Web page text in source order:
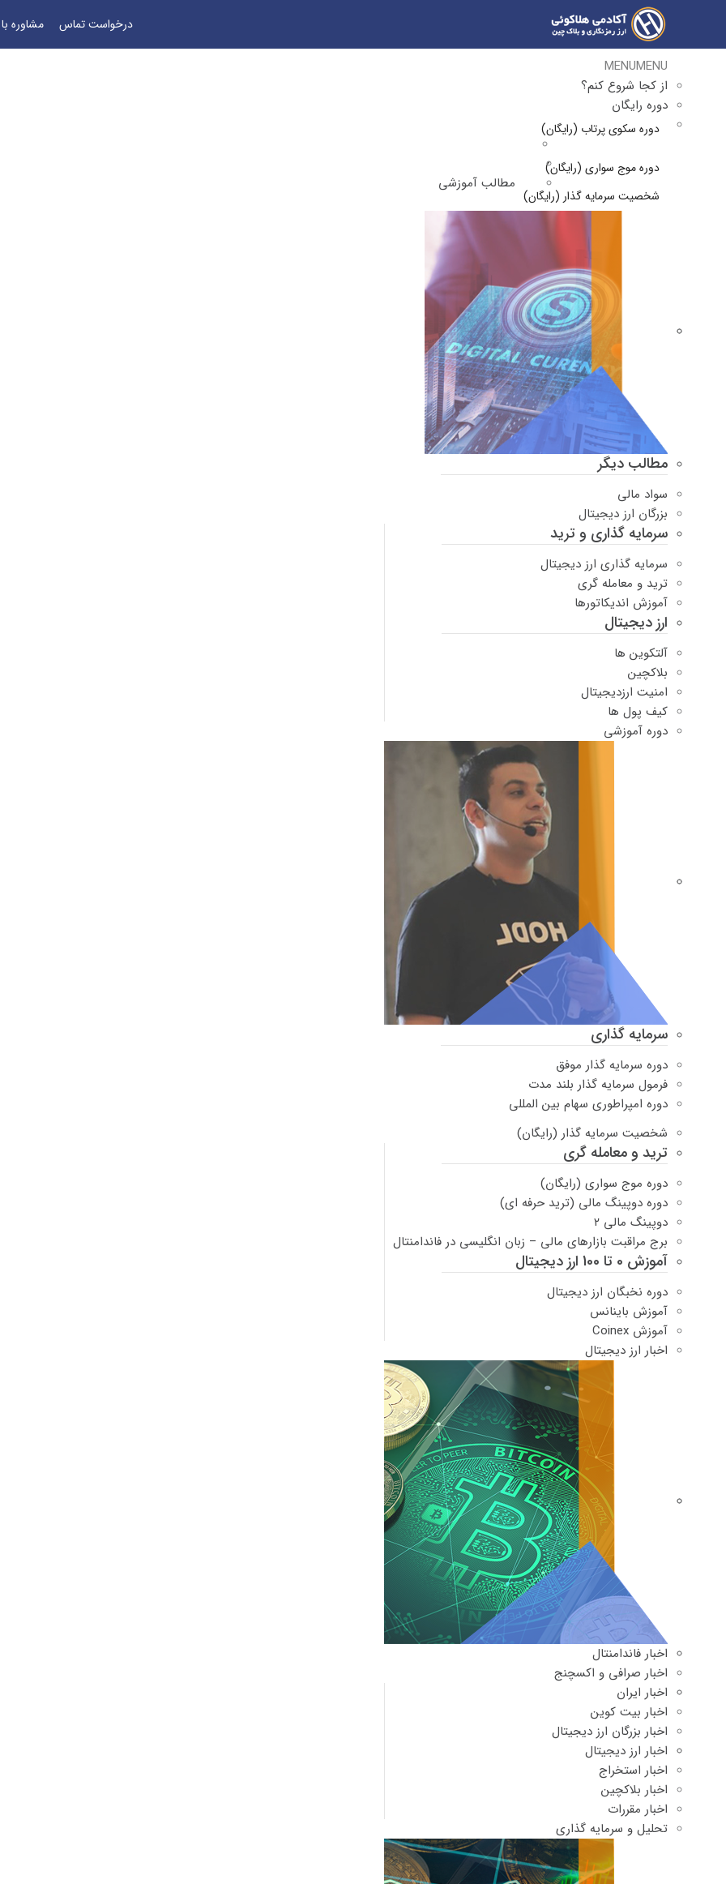
درخواست تماس مشاوره
MENUMENU
از کجا شروع کنم؟
دوره رایگان
دوره سکوی پرتاب (رایگان)
دوره موج سواری (رایگان)
شخصیت سرمایه گذار (رایگان)
مطالب آموزشی
مطالب دیگر
سواد مالی
بزرگان ارز دیجیتال
سرمایه گذاری و ترید
سرمایه گذاری ارز دیجیتال
ترید و معامله گری
آموزش اندیکاتورها
ارز دیجیتال
آلتکوین ها
بلاکچین
امنیت ارزدیجیتال
کیف پول ها
دوره‌ آموزشی
سرمایه گذاری
دوره سرمایه گذار موفق
فرمول سرمایه گذار بلند مدت
دوره امپراطوری سهام بین المللی
شخصیت سرمایه گذار (رایگان)
ترید و معامله گری
دوره موج سواری (رایگان)
دوره دوپینگ مالی (ترید حرفه ای)
دوپینگ مالی ۲
برج مراقبت بازارهای مالی – زبان انگلیسی در فاندامنتال
آموزش 0 تا 100 ارز دیجیتال
دوره نخبگان ارز دیجیتال
آموزش باینانس
آموزش Coinex
اخبار ارز دیجیتال
اخبار فاندامنتال
اخبار صرافی و اکسچنج
اخبار ایران
اخبار بیت کوین
اخبار بزرگان ارز دیجیتال
اخبار ارز دیجیتال
اخبار استخراج
اخبار بلاکچین
اخبار مقررات
تحلیل و سرمایه گذاری